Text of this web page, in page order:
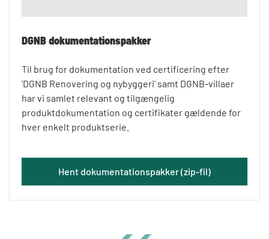
DGNB dokumentationspakker
Til brug for dokumentation ved certificering efter
'DGNB Renovering og nybyggeri' samt DGNB-villaer
har vi samlet relevant og tilgængelig
produktdokumentation og certifikater gældende for
hver enkelt produktserie.
Hent dokumentationspakker (zip-fil)